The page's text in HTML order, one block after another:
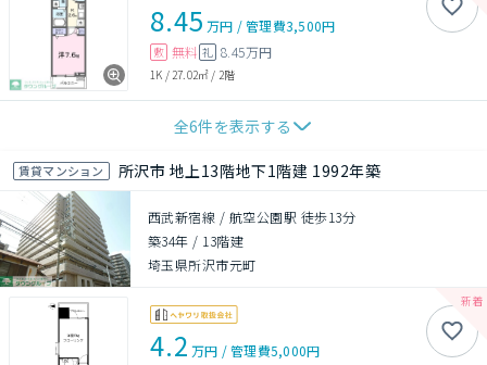
8.45 万円 /管理費3,500円
敷 無料 礼 8.45万円
1K /27.02㎡ / 2階
全6件を表示する
賃貸マンション 所沢市 地上13階地下1階建 1992年築
西武新宿線 / 航空公園駅 徒歩13分
築34年 / 13階建
埼玉県所沢市元町
4.2 万円 /管理費5,000円